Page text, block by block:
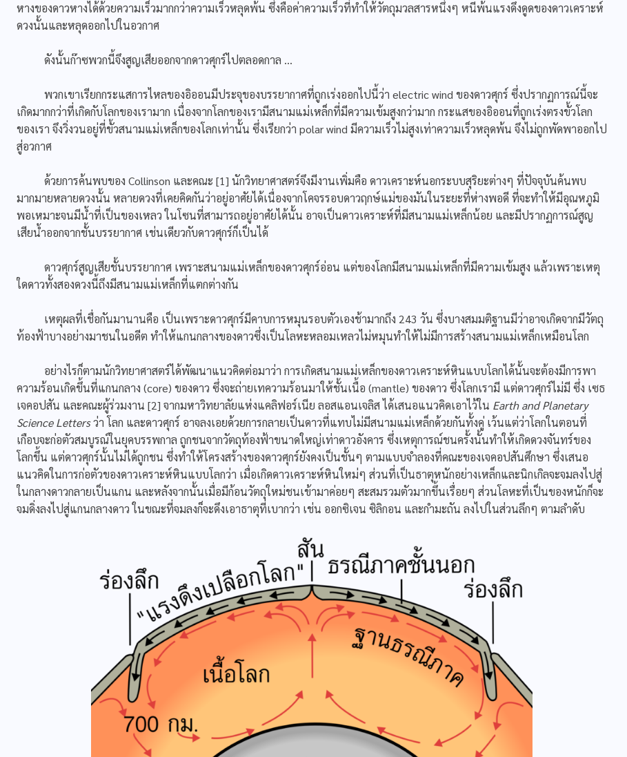
หางของดาวหางได้ด้วยความเร็วมากกว่าความเร็วหลุดพ้น ซึ่งคือค่าความเร็วที่ทำให้วัตถุมวลสารหนึ่งๆ หนีพ้นแรงดึงดูดของดาวเคราะห์
ดวงนั้นและหลุดออกไปในอวกาศ
ดังนั้นก๊าซพวกนี้จึงสูญเสียออกจากดาวศุกร์ไปตลอดกาล …
พวกเขาเรียกกระแสการไหลของอิออนมีประจุของบรรยากาศที่ถูกเร่งออกไปนี้ว่า electric wind ของดาวศุกร์ ซึ่งปรากฏการณ์นี้จะ
เกิดมากกว่าที่เกิดกับโลกของเรามาก เนื่องจากโลกของเรามีสนามแม่เหล็กที่มีความเข้มสูงกว่ามาก กระแสของอิออนที่ถูกเร่งตรงขั้วโลก
ของเรา จึงวิ่งวนอยู่ที่ขั้วสนามแม่เหล็กของโลกเท่านั้น ซึ่งเรียกว่า polar wind มีความเร็วไม่สูงเท่าความเร็วหลุดพ้น จึงไม่ถูกพัดพาออกไป
สู่อวกาศ
ด้วยการค้นพบของ Collinson และคณะ [1] นักวิทยาศาสตร์จึงมีงานเพิ่มคือ ดาวเคราะห์นอกระบบสุริยะต่างๆ ที่ปัจจุบันค้นพบ
มากมายหลายดวงนั้น หลายดวงที่เคยคิดกันว่าอยู่อาศัยได้เนื่องจากโคจรรอบดาวฤกษ์แม่ของมันในระยะที่ห่างพอดี ที่จะทำให้มีอุณหภูมิ
พอเหมาะจนมีน้ำที่เป็นของเหลว ในโซนที่สามารถอยู่อาศัยได้นั้น อาจเป็นดาวเคราะห์ที่มีสนามแม่เหล็กน้อย และมีปรากฏการณ์สูญ
เสียน้ำออกจากชั้นบรรยากาศ เช่นเดียวกับดาวศุกร์ก็เป็นได้
ดาวศุกร์สูญเสียชั้นบรรยากาศ เพราะสนามแม่เหล็กของดาวศุกร์อ่อน แต่ของโลกมีสนามแม่เหล็กที่มีความเข้มสูง แล้วเพราะเหตุ
ใดดาวทั้งสองดวงนี้ถึงมีสนามแม่เหล็กที่แตกต่างกัน
เหตุผลที่เชื่อกันมานานคือ เป็นเพราะดาวศุกร์มีคาบการหมุนรอบตัวเองช้ามากถึง 243 วัน ซึ่งบางสมมติฐานมีว่าอาจเกิดจากมีวัตถุ
ท้องฟ้าบางอย่างมาชนในอดีต ทำให้แกนกลางของดาวซึ่งเป็นโลหะหลอมเหลวไม่หมุนทำให้ไม่มีการสร้างสนามแม่เหล็กเหมือนโลก
อย่างไรก็ตามนักวิทยาศาสตร์ได้พัฒนาแนวคิดต่อมาว่า การเกิดสนามแม่เหล็กของดาวเคราะห์หินแบบโลกได้นั้นจะต้องมีการพา
ความร้อนเกิดขึ้นที่แกนกลาง (core) ของดาว ซึ่งจะถ่ายเทความร้อนมาให้ชั้นเนื้อ (mantle) ของดาว ซึ่งโลกเรามี แต่ดาวศุกร์ไม่มี ซึ่ง เซธ
เจคอปสัน และคณะผู้ร่วมงาน [2] จากมหาวิทยาลัยแห่งแคลิฟอร์เนีย ลอสแอนเจลิส ได้เสนอแนวคิดเอาไว้ใน Earth and Planetary
Science Lettersว่า โลก และดาวศุกร์ อาจลงเอยด้วยการกลายเป็นดาวที่แทบไม่มีสนามแม่เหล็กด้วยกันทั้งคู่ เว้นแต่ว่าโลกในตอนที่
เกือบจะก่อตัวสมบูรณ์ในยุคบรรพกาล ถูกชนจากวัตถุท้องฟ้าขนาดใหญ่เท่าดาวอังคาร ซึ่งเหตุการณ์ชนครั้งนั้นทำให้เกิดดวงจันทร์ของ
โลกขึ้น แต่ดาวศุกร์นั้นไม่ได้ถูกชน ซึ่งทำให้โครงสร้างของดาวศุกร์ยังคงเป็นชั้นๆ ตามแบบจำลองที่คณะของเจคอปสันศึกษา ซึ่งเสนอ
แนวคิดในการก่อตัวของดาวเคราะห์หินแบบโลกว่า เมื่อเกิดดาวเคราะห์หินใหม่ๆ ส่วนที่เป็นธาตุหนักอย่างเหล็กและนิกเกิลจะจมลงไปสู่
ในกลางดาวกลายเป็นแกน และหลังจากนั้นเมื่อมีก้อนวัตถุใหม่ชนเข้ามาค่อยๆ สะสมรวมตัวมากขึ้นเรื่อยๆ ส่วนโลหะที่เป็นของหนักก็จะ
จมดิ่งลงไปสู่แกนกลางดาว ในขณะที่จมลงก็จะดึงเอาธาตุที่เบากว่า เช่น ออกซิเจน ซิลิกอน และกำมะถัน ลงไปในส่วนลึกๆ ตามลำดับ